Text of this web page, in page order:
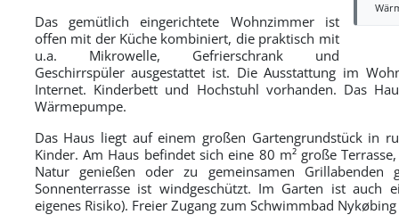
Das gemütlich eingerichtete Wohnzimmer ist
offen mit der Küche kombiniert, die praktisch mit
u.a. Mikrowelle, Gefrierschrank und
Geschirrspüler ausgestattet ist. Die Ausstattung im
Internet. Kinderbett und Hochstuhl vorhanden. Das
Wärmepumpe.
Das Haus liegt auf einem großen Gartengrundstück in
Kinder. Am Haus befindet sich eine 80 m² große
Natur genießen oder zu gemeinsamen Grillabenden
Sonnenterrasse ist windgeschützt. Im Garten ist auch
eigenes Risiko). Freier Zugang zum Schwimmbad